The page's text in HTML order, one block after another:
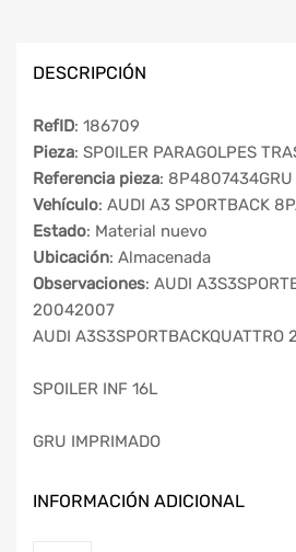
DESCRIPCIÓN
RefID: 186709
Pieza: SPOILER PARAGOLPES
Referencia pieza: 8P4807434GRU
Vehículo: AUDI A3 SPORTBACK
Estado: Material nuevo
Ubicación: Almacenada
Observaciones: AUDI
20042007
AUDI
SPOILER INF 16L
GRU IMPRIMADO
INFORMACIÓN ADICIONAL